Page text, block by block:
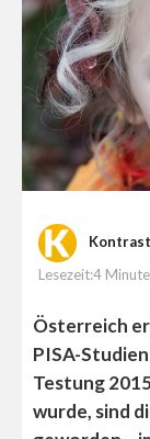
Lesezeit:4
Österreich
PISA-
Testung
wurde, sind